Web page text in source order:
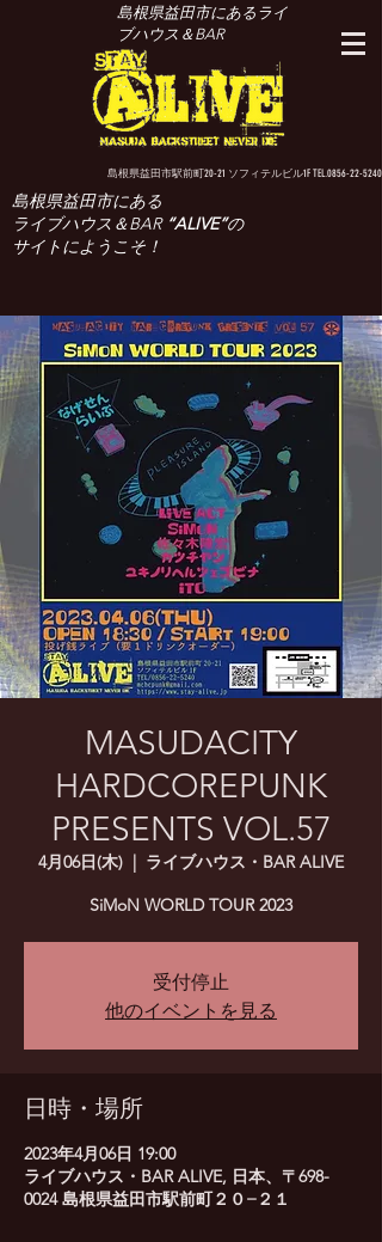
島根県益田市にあるライ
ブハウス＆BAR
島根県益田市駅前町20-21 ソフィテルビル1F TEL.0856-22-5240
島根県益田市にある
ライブハウス＆BAR “ALIVE”の
サイトにようこそ！
MASUDACITY
HARDCOREPUNK
PRESENTS VOL.57
4月06日(木)
  |
ライブハウス・BAR ALIVE
SiMoN WORLD TOUR 2023
受付停止
他のイベントを見る
日時・場所
2023年4月06日 19:00
ライブハウス・BAR ALIVE, 日本、〒698-
0024 島根県益田市駅前町２０−２１